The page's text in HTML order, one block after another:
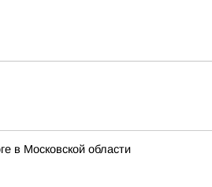
в Московской области